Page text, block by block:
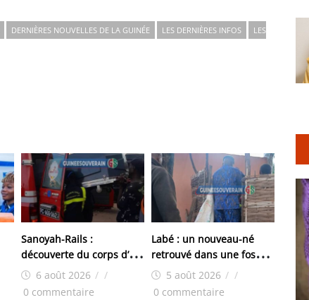
DERNIÈRES NOUVELLES DE LA GUINÉE LES DERNIÈRES INFOS
LES
Sanoyah-Rails :
découverte du corps d’un
Libérien, le doute plane
6 août 2026 / /
0 commentaire
Labé : un nouveau-né
retrouvé dans une fosse
septique à Doghora
5 août 2026 / /
0 commentaire